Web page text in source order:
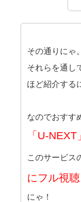
その通りにゃ。
それらを通し
ほど紹介する
なのでおすす
「U-NEXT」
このサービス
にフル視聴
にゃ！